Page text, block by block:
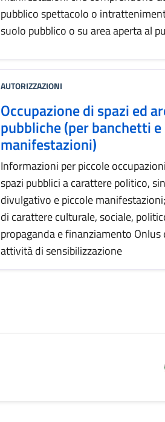
pubblico spettacolo o
suolo pubblico o su area aperta al
AUTORIZZAZIONI
Occupazione di spazi ed
pubbliche (per banchetti e
manifestazioni)
Informazioni per piccole
spazi pubblici a carattere politico,
divulgativo e piccole
di carattere culturale, sociale,
propaganda e finanziamento Onlus
attività di sensibilizzazione